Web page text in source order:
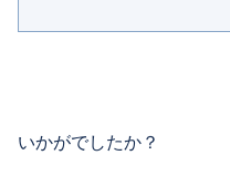
いかがでしたか？